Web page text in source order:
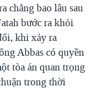
NAM
VIỆT NAM
HẢI SÂM
chẳng bao lâu sau
bước ra khỏi
khi xảy ra
Abbas có quyền
tòa án quan trọng
trong thời